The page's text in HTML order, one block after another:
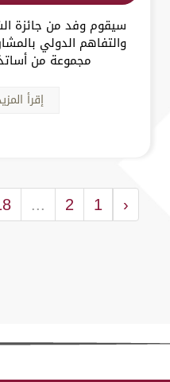
سيقوم وفد من جائزة
والتفاهم الدولي
مجموعة من
إقرأ
‹
1
2
...